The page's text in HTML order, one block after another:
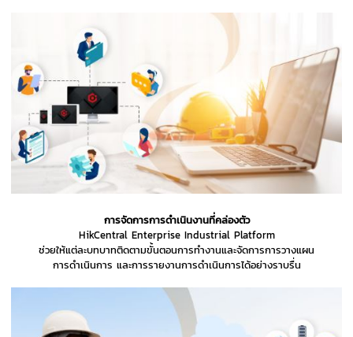
การจัดการการดำเนินงานที่คล่องตัว
HikCentral Enterprise Industrial Platform
ช่วยให้แต่ละบทบาทติดตามขั้นตอนการทำงานและจัดการการวางแผน
การดำเนินการ และการรายงานการดำเนินการได้อย่างราบรื่น